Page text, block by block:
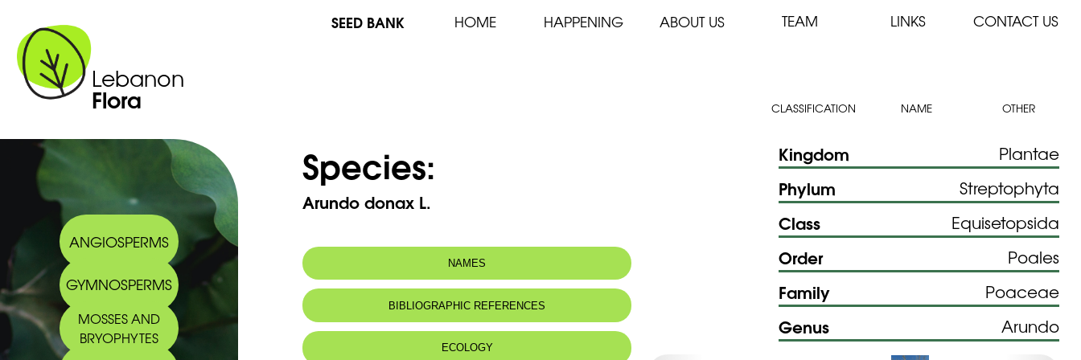
Lebanon
Flora
SEED BANK HOME HAPPENING ABOUT US TEAM LINKS CONTACT US
CLASSIFICATION NAME OTHER
ANGIOSPERMS
GYMNOSPERMS
MOSSES AND
BRYOPHYTES
Species:
Arundo donax L.
NAMES
Common name: La canne de Provence - Giant reed
BIBLIOGRAPHIC REFERENCES
ECOLOGY
Kingdom Plantae
Phylum Streptophyta
Class Equisetopsida
Order Poales
Family Poaceae
Genus Arundo